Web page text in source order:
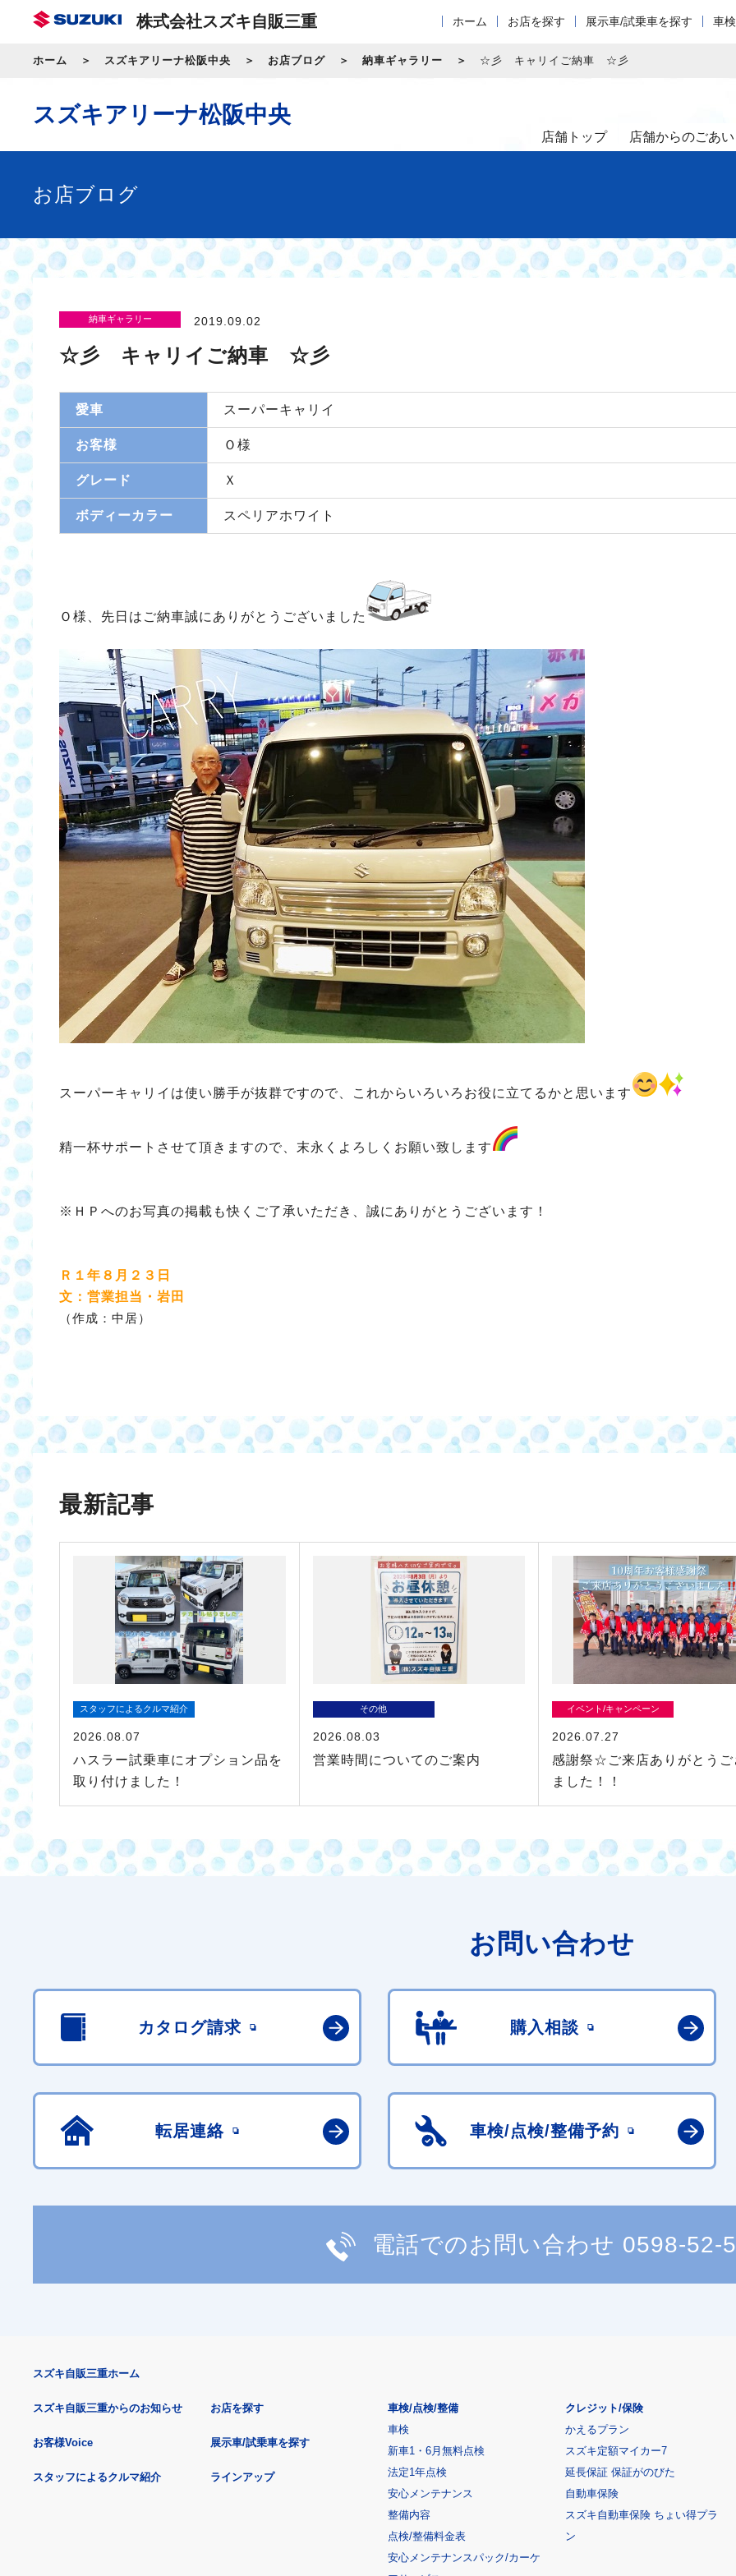
株式会社スズキ自販三重 ホーム お店を探す 展示車/試乗車を探す 車
ホーム スズキアリーナ松阪中央 お店ブログ 納車ギャラリー ☆彡 キャリイご納車 ☆彡
スズキアリーナ松阪中央
店舗トップ 店舗からのごあ
お店ブログ
納車ギャラリー 2019.09.02
☆彡 キャリイご納車 ☆彡
愛車 スーパーキャリイ
お客様 Ｏ様
グレード Ｘ
ボディーカラー スペリアホワイト
Ｏ様、先日はご納車誠にありがとうございました
スーパーキャリイは使い勝手が抜群ですので、これからいろいろお役に立てるかと思います
精一杯サポートさせて頂きますので、末永くよろしくお願い致します
※ＨＰへのお写真の掲載も快くご了承いただき、誠にありがとうございます！
Ｒ１年８月２３日
文：営業担当・岩田
（作成：中居）
最新記事
スタッフによるクルマ紹介
2026.08.07
ハスラー試乗車にオプション品を
取り付けました！
その他
2026.08.03
営業時間についてのご案内
イベント/キャンペーン
2026.07.27
感謝祭☆ご来店ありがとうご
ました！！
お問い合わせ
カタログ請求 購入相談
転居連絡 車検/点検/整備予約
電話でのお問い合わせ 0598-52-
スズキ自販三重ホーム
スズキ自販三重からのお知らせ
お客様Voice
スタッフによるクルマ紹介
お店を探す
展示車/試乗車を探す
ラインアップ
車検/点検/整備
車検
新車1・6月無料点検
法定1年点検
安心メンテナンス
整備内容
点検/整備料金表
安心メンテナンスパック/カーケ
クレジット/保険
かえるプラン
スズキ定額マイカー7
延長保証 保証がのびた
自動車保険
スズキ自動車保険 ちょい得プラ
ン